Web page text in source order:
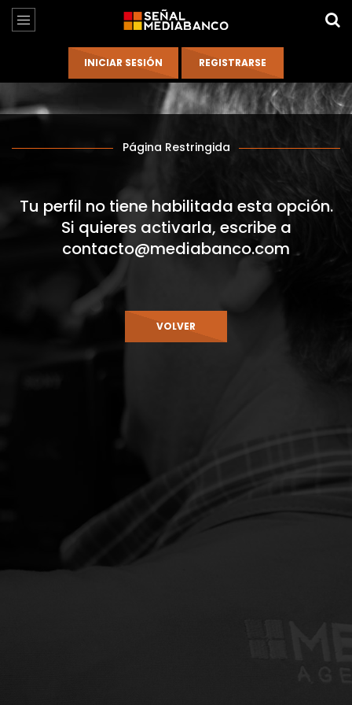
Página Restringida
Tu perfil no tiene habilitada esta opción.
Si quieres activarla, escribe a
contacto@mediabanco.com